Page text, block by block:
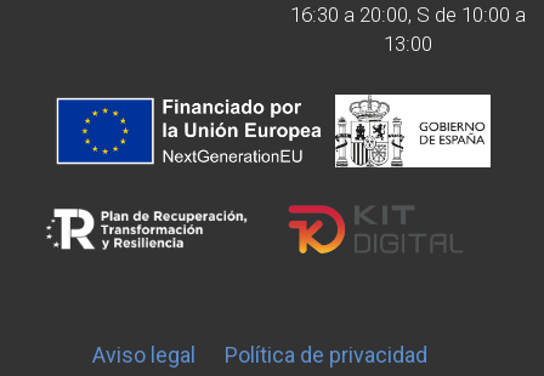
16:30 a 20:00, S de 10:00 a
13:00
Aviso legal
Política de privacidad